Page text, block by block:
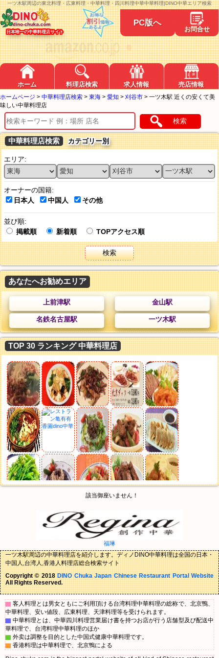
一ツ木駅周辺の東北料理・広東料理・中華料理・四川料理中華中華料理|DINO中華エリア検索
日本唯一の中華料理店サイト
PC版へ
お問合せ
ホーム 料理店検索 求人情報 売店情報
ホームページ > 中華料理店検索 > 東海 > 愛知 > 刈谷市 > 一ツ木駅 近くの安くて美
味しい中華料理店
検索
中華料理店検索 カテゴリー別
エリア:
オーナーの国籍:
日本人
中国人 その他
並び順:
掲載順
新着順 TOPアクセス順
検索
あなたへお勧めエリア
上前津駅 金山駅
名鉄名古屋駅 一ツ木駅
TOP 30 ランキング 中華料理店
該当御座いません！
福琳
一ツ木駅周辺の中華料理店を紹介します。ディノDINO中華料理は全国の日本・
中国人,台湾人,香港人料理店総合検索サイト
Copyright © 2018DINO Chuka Japan Chinese Restaurant Portal Website
All Rights Reserved.
▇ 客人料理とは男女ともにご利用頂ける台湾料理中華料理の総称で、北京鴨、
中華料理、安い値段、広東料理、天津料理等を受けられます。
▇ 中華料理とは、中華四川料理営業届け書を持つお店が行う店舗型及び配送中
華料理で、台湾料理中華料理のほか
▇ 外卖は調整を目的とした中国式健康中華料理です。
▇ 香港料理は中華料理で、北京鴨による